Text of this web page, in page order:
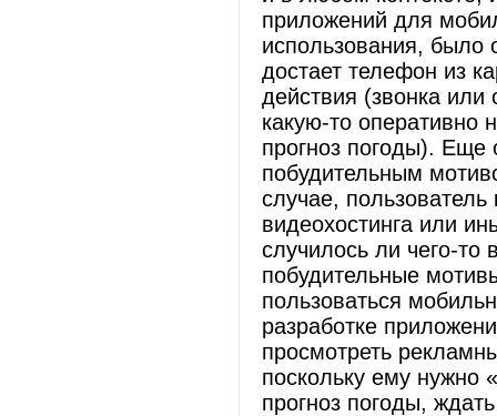
приложений для
использования, было
достает телефон из
действия (звонка или
какую-то
прогноз погоды).
побудительным
случае,
видеохостинга или
случилось ли чего-
побудительные
пользоваться
разработке
просмотреть
поскольку ему нужно
прогноз погоды,